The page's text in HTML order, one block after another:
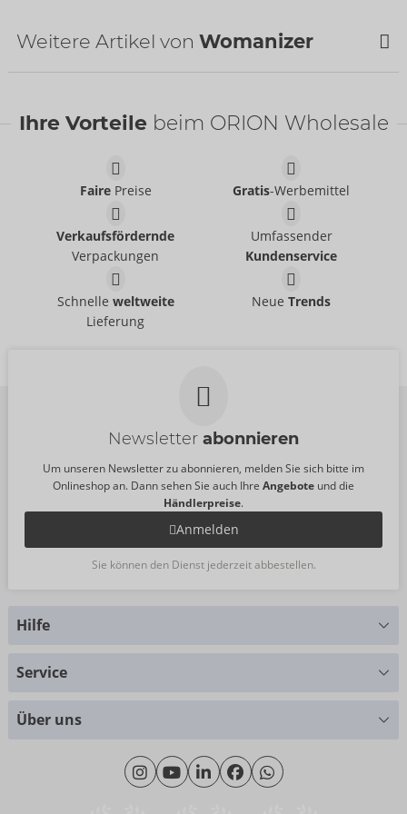
nächste Lieferung:34/2026
Wasserbasierend
- ORION Brand
06239110000
5,95 €
Heads 3er Black
Auslaufartikel
05338310000
12,90 €
Weitere Artikel von Womanizer
Womanizer
54099000000
69,00 €
Tester Beauty
Womanizer
Ihre Vorteile beim ORION Wholesale
FairePreise Gratis-Werbemittel
Verkaufsfördernde
Verpackungen
Umfassender
Kundenservice
Schnelle weltweite
Lieferung
NeueTrends
Newsletter abonnieren
Um unseren Newsletter zu abonnieren, melden Sie sich bitte im
Onlineshop an. Dann sehen Sie auch Ihre Angebote und die
Händlerpreise.
Anmelden
Sie können den Dienst jederzeit abbestellen.
Hilfe
Montag - Donnerstag: 09:00 - 16:00 Uhr
Freitag: 09:00 - 15:00 Uhr
Service
Über uns
Wir über uns
Nachhaltigkeit